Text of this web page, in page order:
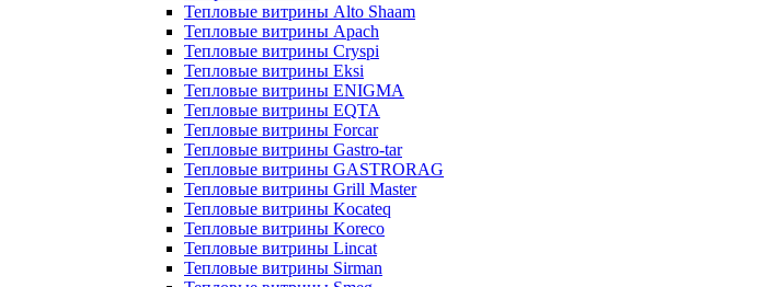
Тепловые витрины Alto Shaam
Тепловые витрины Apach
Тепловые витрины Cryspi
Тепловые витрины Eksi
Тепловые витрины ENIGMA
Тепловые витрины EQTA
Тепловые витрины Forcar
Тепловые витрины Gastro-tar
Тепловые витрины GASTRORAG
Тепловые витрины Grill Master
Тепловые витрины Kocateq
Тепловые витрины Koreco
Тепловые витрины Lincat
Тепловые витрины Sirman